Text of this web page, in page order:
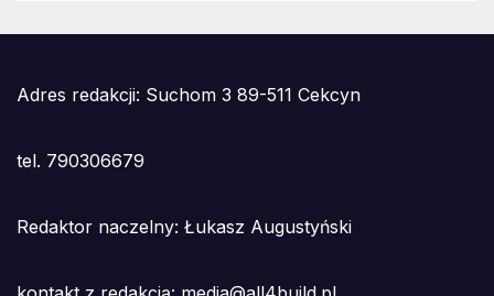
Adres redakcji: Suchom 3 89-511 Cekcyn
tel. 790306679
Redaktor naczelny: Łukasz Augustyński